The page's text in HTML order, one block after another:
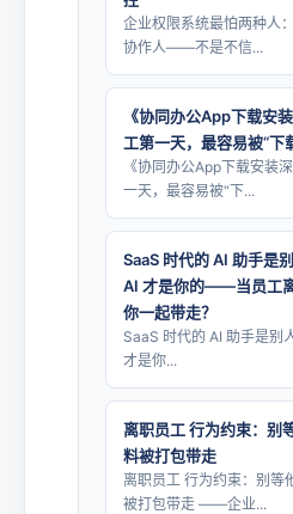
企业权限系统最怕两种人
协作人——不是不信...
《协同办公App下载安
工第一天，最容易被“下
《协同办公App下载安装
一天，最容易被“下...
SaaS 时代的 AI 助手是
AI 才是你的——当员工
你一起带走？
SaaS 时代的 AI 助手是别
才是你...
离职员工 行为约束：别
料被打包带走
离职员工 行为约束：别等
被打包带走 ——企业...